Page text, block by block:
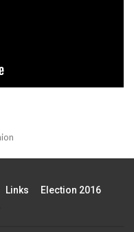
Links
Election 2016